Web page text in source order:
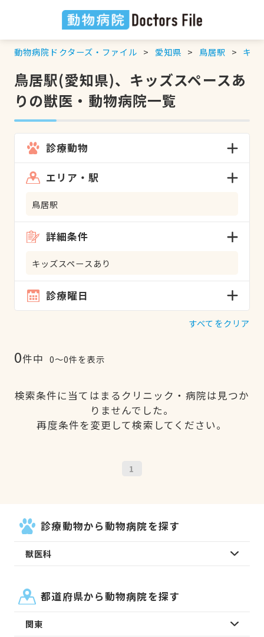
動物病院ドクターズ・ファイル 愛知県 鳥居駅 キッ
鳥居駅(愛知県)、キッズスペースあ
りの獣医・動物病院一覧
診療動物
エリア・駅
鳥居駅
詳細条件
キッズスペースあり
診療曜日
すべてをクリア
0件中 0〜0件を表示
検索条件に当てはまるクリニック・病院は見つか
りませんでした。
再度条件を変更して検索してください。
1
診療動物から動物病院を探す
獣医科
都道府県から動物病院を探す
関東